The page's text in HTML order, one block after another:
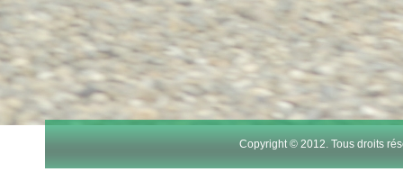
15
17
Copyright © 2012. Tous droits